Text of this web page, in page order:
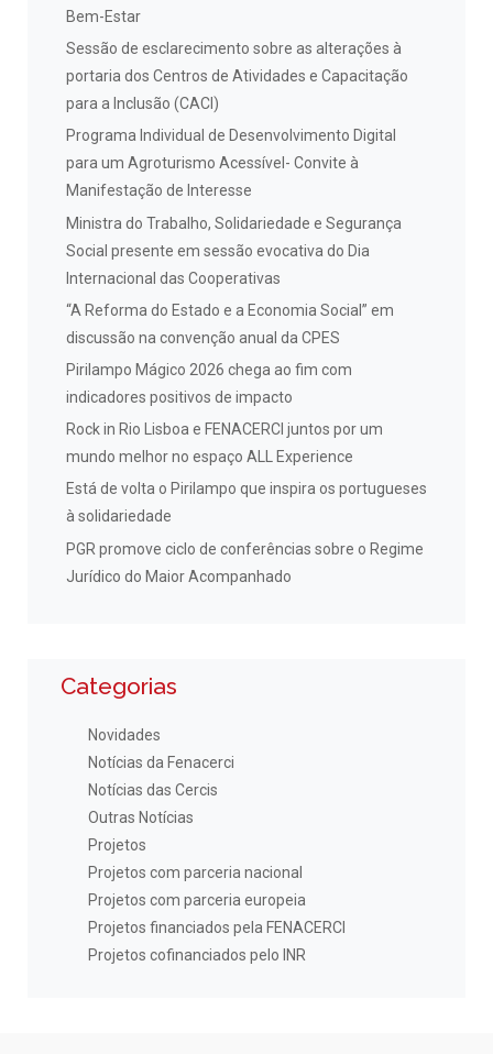
Bem-Estar
Sessão de esclarecimento sobre as alterações à
portaria dos Centros de Atividades e Capacitação
para a Inclusão (CACI)
Programa Individual de Desenvolvimento Digital
para um Agroturismo Acessível- Convite à
Manifestação de Interesse
Ministra do Trabalho, Solidariedade e Segurança
Social presente em sessão evocativa do Dia
Internacional das Cooperativas
“A Reforma do Estado e a Economia Social” em
discussão na convenção anual da CPES
Pirilampo Mágico 2026 chega ao fim com
indicadores positivos de impacto
Rock in Rio Lisboa e FENACERCI juntos por um
mundo melhor no espaço ALL Experience
Está de volta o Pirilampo que inspira os portugueses
à solidariedade
PGR promove ciclo de conferências sobre o Regime
Jurídico do Maior Acompanhado
Categorias
Novidades
Notícias da Fenacerci
Notícias das Cercis
Outras Notícias
Projetos
Projetos com parceria nacional
Projetos com parceria europeia
Projetos financiados pela FENACERCI
Projetos cofinanciados pelo INR